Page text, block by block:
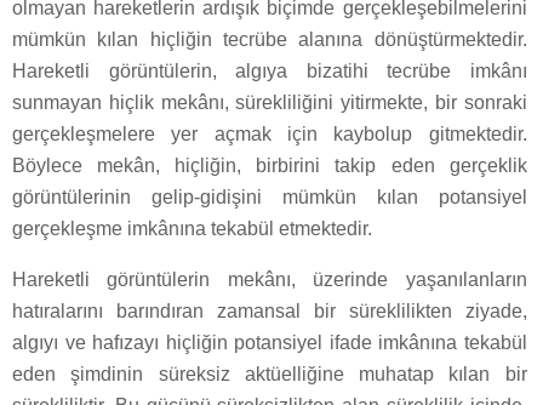
olmayan hareketlerin ardışık biçimde gerçekleşebilmelerini
mümkün kılan hiçliğin tecrübe alanına dönüştürmektedir.
Hareketli görüntülerin, algıya bizatihi tecrübe imkânı
sunmayan hiçlik mekânı, sürekliliğini yitirmekte, bir sonraki
gerçekleşmelere yer açmak için kaybolup gitmektedir.
Böylece mekân, hiçliğin, birbirini takip eden gerçeklik
görüntülerinin gelip-gidişini mümkün kılan potansiyel
gerçekleşme imkânına tekabül etmektedir.
Hareketli görüntülerin mekânı, üzerinde yaşanılanların
hatıralarını barındıran zamansal bir süreklilikten ziyade,
algıyı ve hafızayı hiçliğin potansiyel ifade imkânına tekabül
eden şimdinin süreksiz aktüelliğine muhatap kılan bir